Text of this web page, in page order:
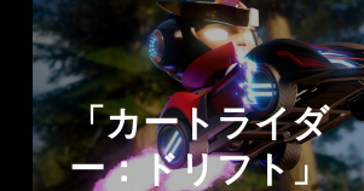
「カートライダ
ー：ドリフト」